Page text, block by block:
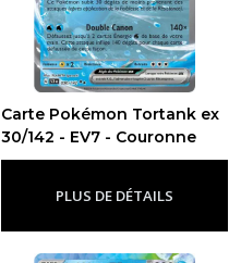
Carte Pokémon Tortank ex
30/142 - EV7 - Couronne
Stellaire-Ev7 - Couronne Stellaire
PLUS DE DÉTAILS